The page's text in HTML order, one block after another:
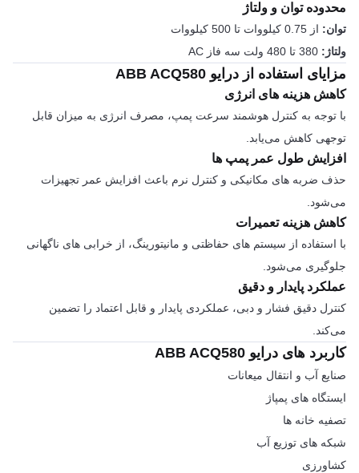
محدوده توان و ولتاژ
توان: از 0.75 کیلووات تا 500 کیلووات
ولتاژ:
مزایای استفاده از درایو ABB ACQ580
کاهش هزینه های انرژی
با توجه به کنترل هوشمند سرعت پمپ، مصرف انرژی به میزان قابل
توجهی کاهش می‌یابد.
افزایش طول عمر پمپ ها
حذف ضربه های مکانیکی و کنترل نرم باعث افزایش عمر تجهیزات
می‌شود.
کاهش هزینه تعمیرات
با استفاده از سیستم های حفاظتی و مانیتورینگ، از خرابی های ناگهانی
جلوگیری می‌شود.
عملکرد پایدار و دقیق
کنترل دقیق فشار و دبی، عملکردی پایدار و قابل اعتماد را تضمین
می‌کند.
کاربرد های درایو ABB ACQ580
صنایع آب و انتقال میعانات
ایستگاه های پمپاژ
تصفیه خانه ها
شبکه های توزیع آب
کشاورزی